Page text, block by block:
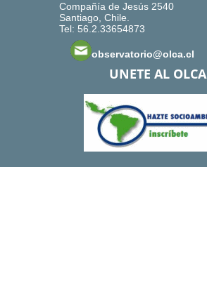
Compañía de Jesús 2540
Santiago, Chile.
Tel: 56.2.33654873
observatorio@olca.cl
UNETE AL OLCA